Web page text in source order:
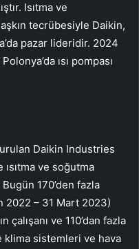
Isıtma ve
tecrübesiyle Daikin,
pazar lideridir. 2024
ısı pompası
Daikin Industries
ve soğutma
170’den fazla
2022 – 31 Mart 2023)
ve 110’dan fazla
klima sistemleri ve hava